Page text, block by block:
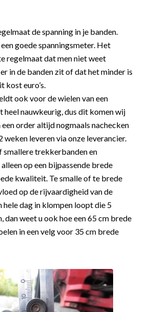
de spanning in je banden.
goede spanningsmeter. Het
regelmaat dat men niet weet
in de banden zit of dat het minder is
kost euro’s.
ook voor de wielen van een
heel nauwkeurig, dus dit komen wij
een order altijd nogmaals nachecken
weken leveren via onze leverancier.
trekkerbanden en
op een bijpassende brede
kwaliteit. Te smalle of te brede
op de rijvaardigheid van de
hele dag in klompen loopt die 5
dan weet u ook hoe een 65 cm brede
in een velg voor 35 cm brede